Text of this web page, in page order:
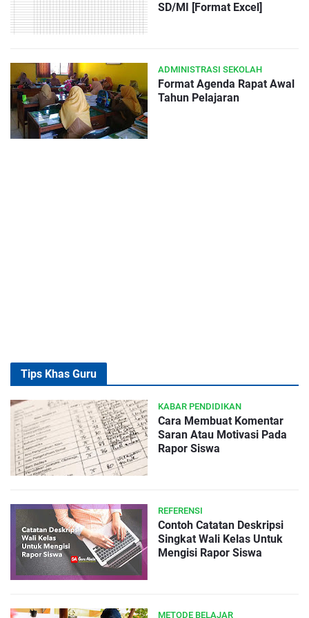
SD/MI [Format Excel]
ADMINISTRASI SEKOLAH
Format Agenda Rapat Awal
Tahun Pelajaran
Tips Khas Guru
KABAR PENDIDIKAN
Cara Membuat Komentar
Saran Atau Motivasi Pada
Rapor Siswa
REFERENSI
Contoh Catatan Deskripsi
Singkat Wali Kelas Untuk
Mengisi Rapor Siswa
METODE BELAJAR